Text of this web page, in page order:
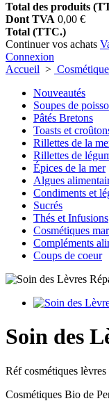
Total des produits
Dont TVA 0,00 €
Total (TTC.)
Continuer vos achats
Connexion
Accueil >
Nouveautés
Soupes de
Pâtés Bretons
Toasts et
Rillettes de la
Rillettes de
Épices de la mer
Algues
Condiments et
Sucrés
Thés et Infusions
Cosmétiques
Compléments
Coups de coeur
Soin des
Réfcosmétiques lèvres
Cosmétiques Bio de